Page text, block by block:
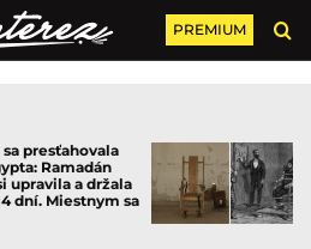
PREMIUM
presťahovala
Ramadán
upravila a držala
dní. Miestnym sa